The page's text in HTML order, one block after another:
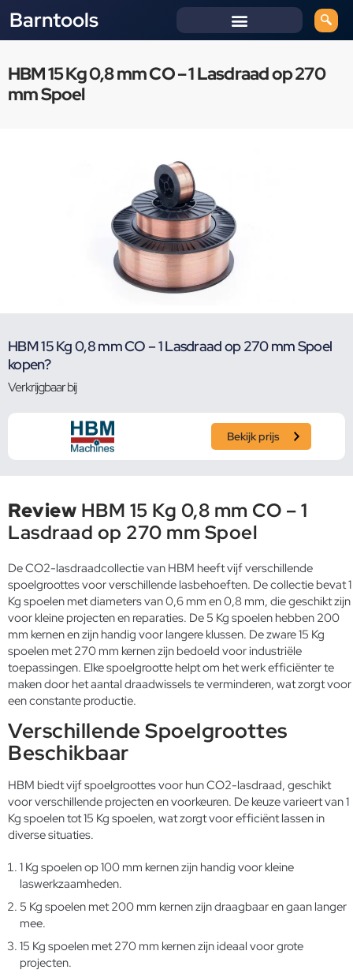
Barntools
HBM 15 Kg 0,8 mm CO – 1 Lasdraad op 270
mm Spoel
HBM 15 Kg 0,8 mm CO – 1 Lasdraad op 270 mm Spoel
kopen?
Verkrijgbaar bij
Bekijk prijs
Review HBM 15 Kg 0,8 mm CO – 1
Lasdraad op 270 mm Spoel
De CO2-lasdraadcollectie van HBM heeft vijf verschillende
spoelgroottes voor verschillende lasbehoeften. De collectie bevat 1
Kg spoelen met diameters van 0,6 mm en 0,8 mm, die geschikt zijn
voor kleine projecten en reparaties. De 5 Kg spoelen hebben 200
mm kernen en zijn handig voor langere klussen. De zware 15 Kg
spoelen met 270 mm kernen zijn bedoeld voor industriële
toepassingen. Elke spoelgrootte helpt om het werk efficiënter te
maken door het aantal draadwissels te verminderen, wat zorgt voor
een constante productie.
Verschillende Spoelgroottes
Beschikbaar
HBM biedt vijf spoelgroottes voor hun CO2-lasdraad, geschikt
voor verschillende projecten en voorkeuren. De keuze varieert van 1
Kg spoelen tot 15 Kg spoelen, wat zorgt voor efficiënt lassen in
diverse situaties.
1 Kg spoelen op 100 mm kernen zijn handig voor kleine
laswerkzaamheden.
5 Kg spoelen met 200 mm kernen zijn draagbaar en gaan langer
mee.
15 Kg spoelen met 270 mm kernen zijn ideaal voor grote
projecten.